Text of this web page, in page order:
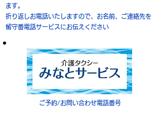
ます。
折り返しお電話いたしますので、お名前、ご連絡先を
留守番電話サービスにお伝えください
ご予約/お問い合わせ電話番号